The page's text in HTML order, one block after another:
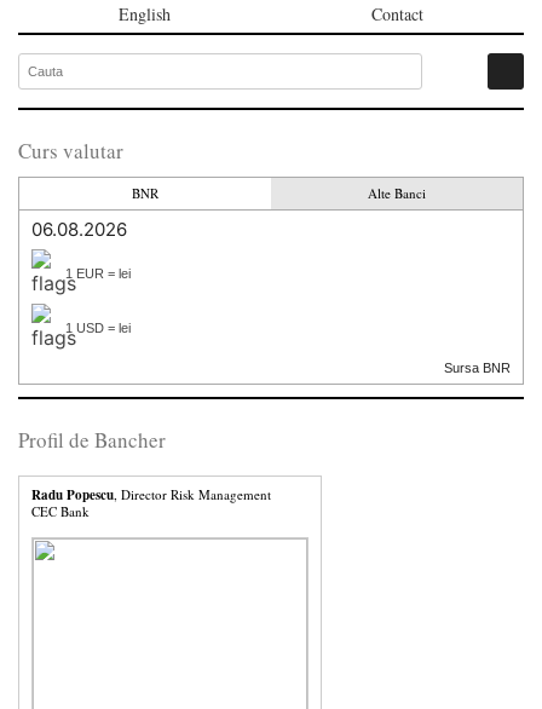
English Contact
Curs valutar
BNR Alte Banci
06.08.2026
1 EUR = lei
1 USD = lei
Sursa BNR
Profil de Bancher
Radu Popescu, Director Risk Management
CEC Bank